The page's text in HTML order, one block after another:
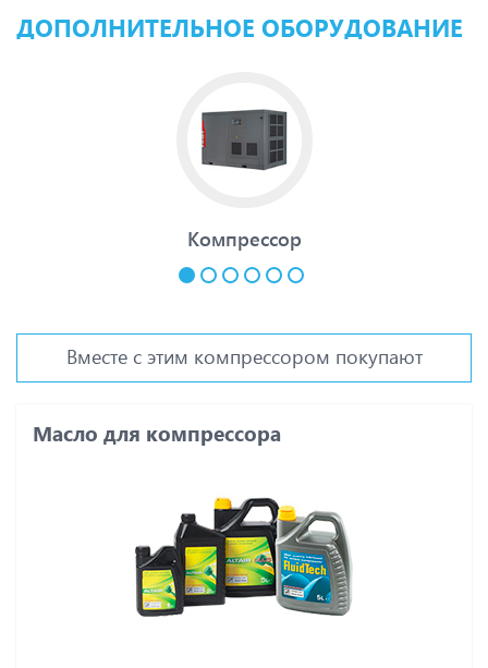
ДОПОЛНИТЕЛЬНОЕ ОБОРУДОВАНИЕ
Компрессор
Вместе с этим компрессором покупают
Масло для компрессора